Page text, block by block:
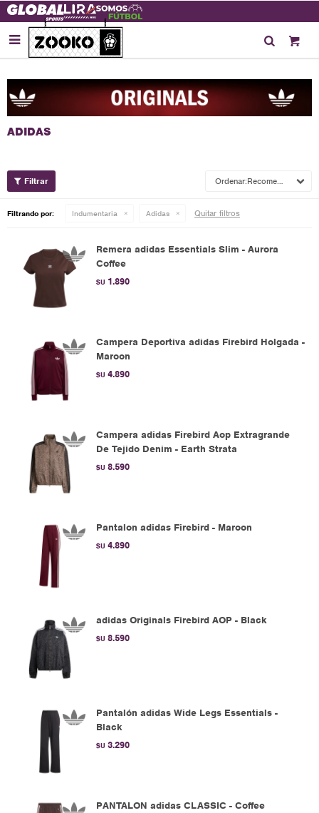

Recomendados
Filtrando por: Indumentaria Adidas Quitar filtros
Remera adidas Essentials Slim - Aurora
Coffee
$U 1.890
Campera Deportiva adidas Firebird Holgada -
Maroon
$U 4.890
Campera adidas Firebird Aop Extragrande
De Tejido Denim - Earth Strata
$U 8.590
Pantalon adidas Firebird - Maroon
$U 4.890
adidas Originals Firebird AOP - Black
$U 8.590
Pantalón adidas Wide Legs Essentials -
Black
$U 3.290
PANTALON adidas CLASSIC - Coffee